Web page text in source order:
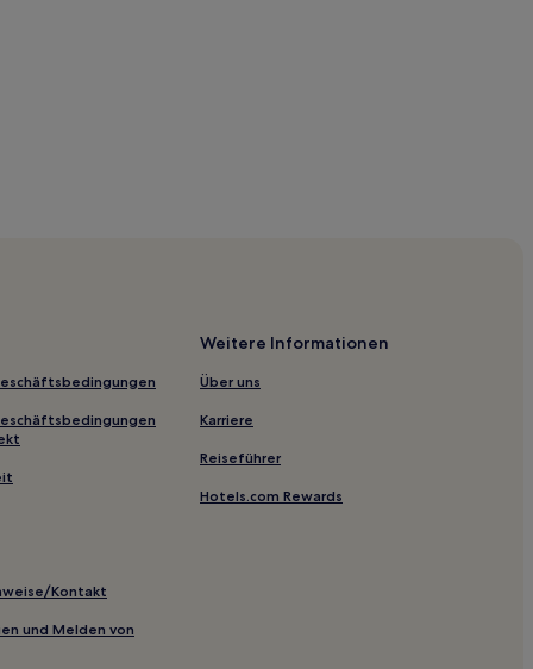
Kontakt
und Melden von
Weitere Informationen
Über uns
Karriere
Reiseführer
Hotels.com Rewards